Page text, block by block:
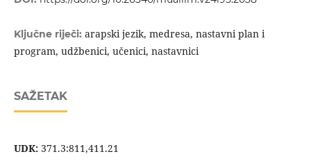
Ključne riječi: arapski jezik, medresa, nastavni plan i
program, udžbenici, učenici, nastavnici
SAŽETAK
UDK: 371.3:811,411.21